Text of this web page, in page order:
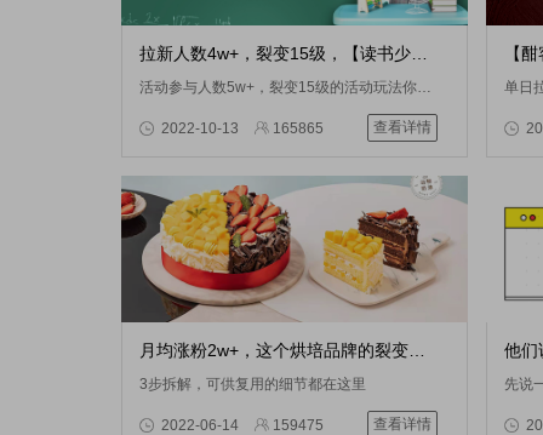
拉新人数4w+，裂变15级，【读书少年】如何高效获客？
活动参与人数5w+，裂变15级的活动玩法你了解多少？
2022-10-13 165865 查看详情
3步拆解，可供复用的细节都在这里
2022-06-14 159475 查看详情
先说